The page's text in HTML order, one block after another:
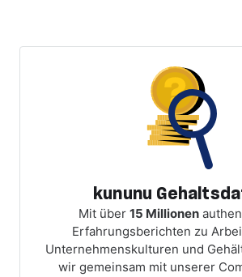
kununu
Mit über 15 Millionen
Erfahrungsberichten zu
Unternehmenskulturen und
wir gemeinsam mit unserer